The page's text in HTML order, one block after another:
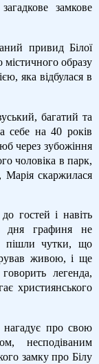
замкове
привид Білої
образу
яка відбулася в
багатий та
себе на 40 років
через зубожіння
чоловіка в парк,
скаржилася
гостей і навіть
дня графиня не
пішли чутки, що
живою, і ще
легенда,
християнського
нагадує про свою
несподіваним
замку про Білу